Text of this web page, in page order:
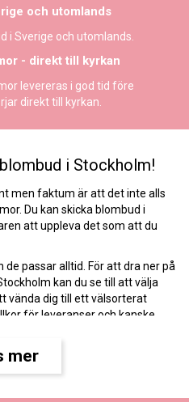
och utomlands
i Sverige och utomlands.
- direkt till kyrkan
levereras i god tid före
direkt till kyrkan.
i Stockholm!
men faktum är att det inte alls
Du kan skicka blombud i
att uppleva det som att du
passar alltid. För att dra ner på
kan du se till att välja
vända dig till ett välsorterat
för leveranser och kanske
skicka blommor med
mer